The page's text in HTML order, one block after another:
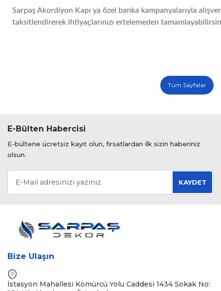
Sarpaş Akordiyon Kapı ya özel banka kampanyalarıyla
taksitlendirerek ihtiyaçlarınızı ertelemeden
Tüm Sayfalar
E-Bülten Habercisi
E-bültene ücretsiz kayıt olun, fırsatlardan ilk sizin haberiniz
olsun.
KAYDET
Bize Ulaşın
İstasyon Mahallesi Kömürcü Yolu Caddesi 1434 Sokak No: